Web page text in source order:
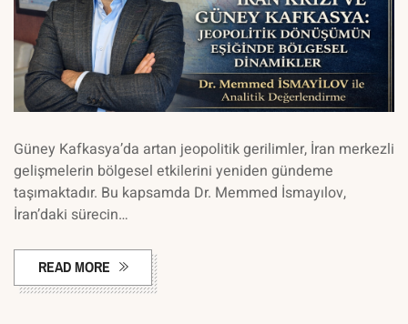
Güney Kafkasya’da artan jeopolitik gerilimler, İran merkezli
gelişmelerin bölgesel etkilerini yeniden gündeme
taşımaktadır. Bu kapsamda Dr. Memmed İsmayılov,
İran’daki sürecin…
READ MORE